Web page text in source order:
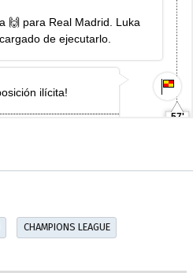
CHAMPIONS LEAGUE